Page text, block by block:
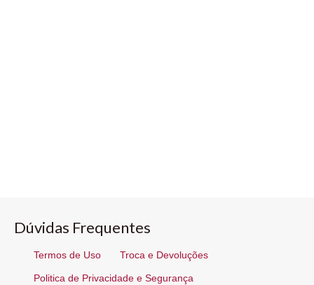
Dúvidas Frequentes
Termos de Uso Troca e Devoluções
Politica de Privacidade e Segurança